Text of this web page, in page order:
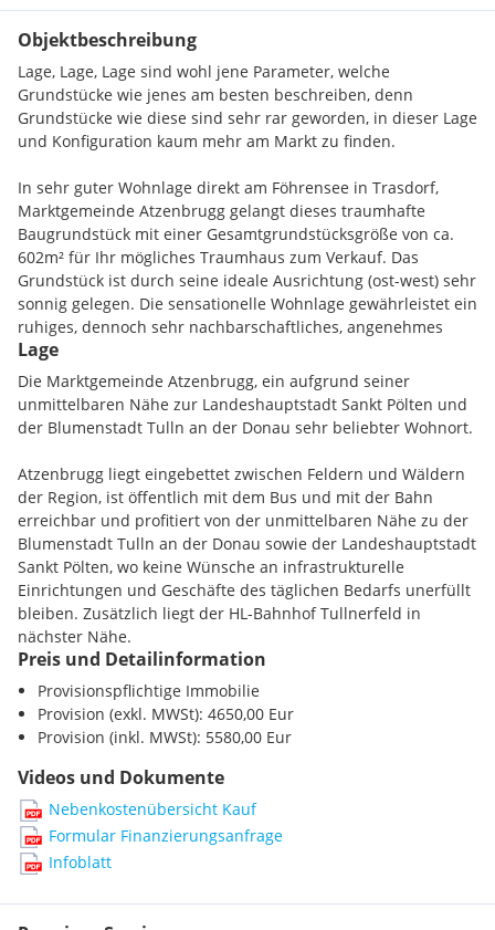
Objektbeschreibung
Lage, Lage, Lage sind wohl jene Parameter, welche
Grundstücke wie jenes am besten beschreiben, denn
Grundstücke wie diese sind sehr rar geworden, in dieser Lage
und Konfiguration kaum mehr am Markt zu finden.
In sehr guter Wohnlage direkt am Föhrensee in Trasdorf,
Marktgemeinde Atzenbrugg gelangt dieses traumhafte
Baugrundstück mit einer Gesamtgrundstücksgröße von ca.
602m² für Ihr mögliches Traumhaus zum Verkauf. Das
Grundstück ist durch seine ideale Ausrichtung (ost-west) sehr
sonnig gelegen. Die sensationelle Wohnlage gewährleistet ein
ruhiges, dennoch sehr nachbarschaftliches, angenehmes
Wohnklima im Siedlungsverband. Es handelt sich um kein
Baugrundstück mit direktem Seezugang, jedoch mit Zugang
zum öffentlichen Badesee.
ein weiterer Parameter, welcher für das Grundstück spricht,
ist die unmittelbare Nähe zum Badesee, zum Golfplatz in
Atzenbrugg sowie zum Tullnerfelder Bahnhof. Seitens der
Marktgemeinde Atzenbrugg ist beiliegender Bebauungsplan
erlassen, somit orientieren sich die Bebauungsmöglichkeiten
anhand den beiliegenden Bebauungsbestimmungen und
Bebauungsplan. Es besteht Bauzwang innerhalb von 3 Jahren
ab Kauf der Liegenschaft.
Tulln sowie die Lage zwischen Donauauen und dem
Wienerwald, versprechen sowohl hervorragende Infrastruktur
als auch eine sehr hohe Lebensqualität und lädt zu
ausgedehnten Spaziergängen, um sich bestens von einer
anstrengenden Arbeitswoche zu erholen.
Nützen Sie diese Gelegenheit und fordern Sie ein
unverbindliches Exposé an, um sich einen persönlichen
Lage
Die Marktgemeinde Atzenbrugg, ein aufgrund seiner
unmittelbaren Nähe zur Landeshauptstadt Sankt Pölten und
der Blumenstadt Tulln an der Donau sehr beliebter Wohnort.
Atzenbrugg liegt eingebettet zwischen Feldern und Wäldern
der Region, ist öffentlich mit dem Bus und mit der Bahn
erreichbar und profitiert von der unmittelbaren Nähe zu der
Blumenstadt Tulln an der Donau sowie der Landeshauptstadt
Sankt Pölten, wo keine Wünsche an infrastrukturelle
Einrichtungen und Geschäfte des täglichen Bedarfs unerfüllt
bleiben. Zusätzlich liegt der HL-Bahnhof Tullnerfeld in
nächster Nähe.
Die Region lädt zu ausgedehnten Spaziergängen für
Ruhesuchende, tolle Restaurants und Heurige der Region
erfüllen höchste kulinarische Ansprüche. Dadurch werden
sehr viele Attraktionen für Wanderer, Nordic-Walking-
Begeisterte und Radfahrer geboten.
Die Stadt Sankt Pölten ist in nur wenigen Minuten,
selbstverständlich auch öffentlich erreichbar. Durch die
Busverbindung im Ort und die Bahnverbindung in der
Preis und Detailinformation
Provisionspflichtige Immobilie
Provision (exkl. MWSt): 4650,00 Eur
Provision (inkl. MWSt): 5580,00 Eur
Videos und Dokumente
Nebenkostenübersicht Kauf
Formular Finanzierungsanfrage
Infoblatt